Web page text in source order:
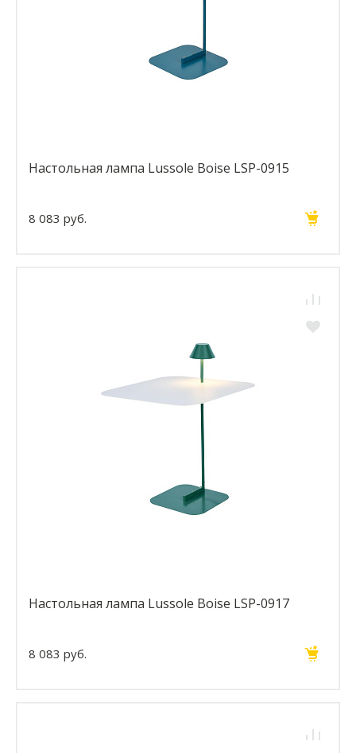
Настольная лампа Lussole Boise LSP-0915
8 083 руб.
Настольная лампа Lussole Boise LSP-0917
8 083 руб.